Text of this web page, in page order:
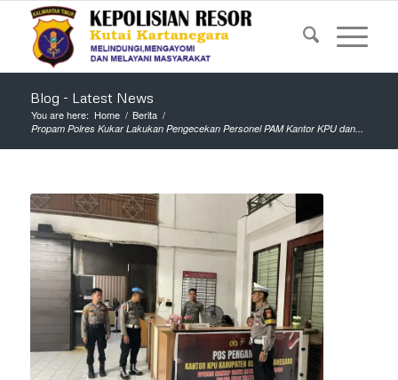
Blog - Latest News
You are here: Home / Berita /
Propam Polres Kukar Lakukan Pengecekan Personel PAM Kantor KPU dan...